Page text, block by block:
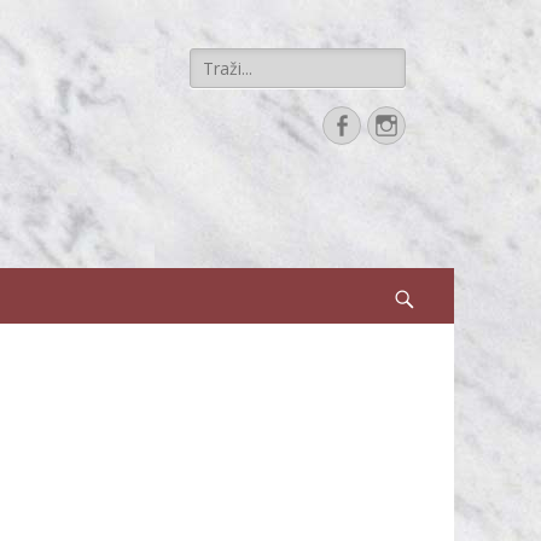
Search
for:
FacebookInstagram